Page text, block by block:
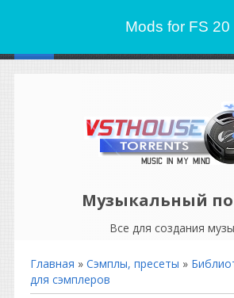
Музыкальный
Все для создания
Главная » Сэмплы, пресеты »
для сэмплеров
Mods for FS 20